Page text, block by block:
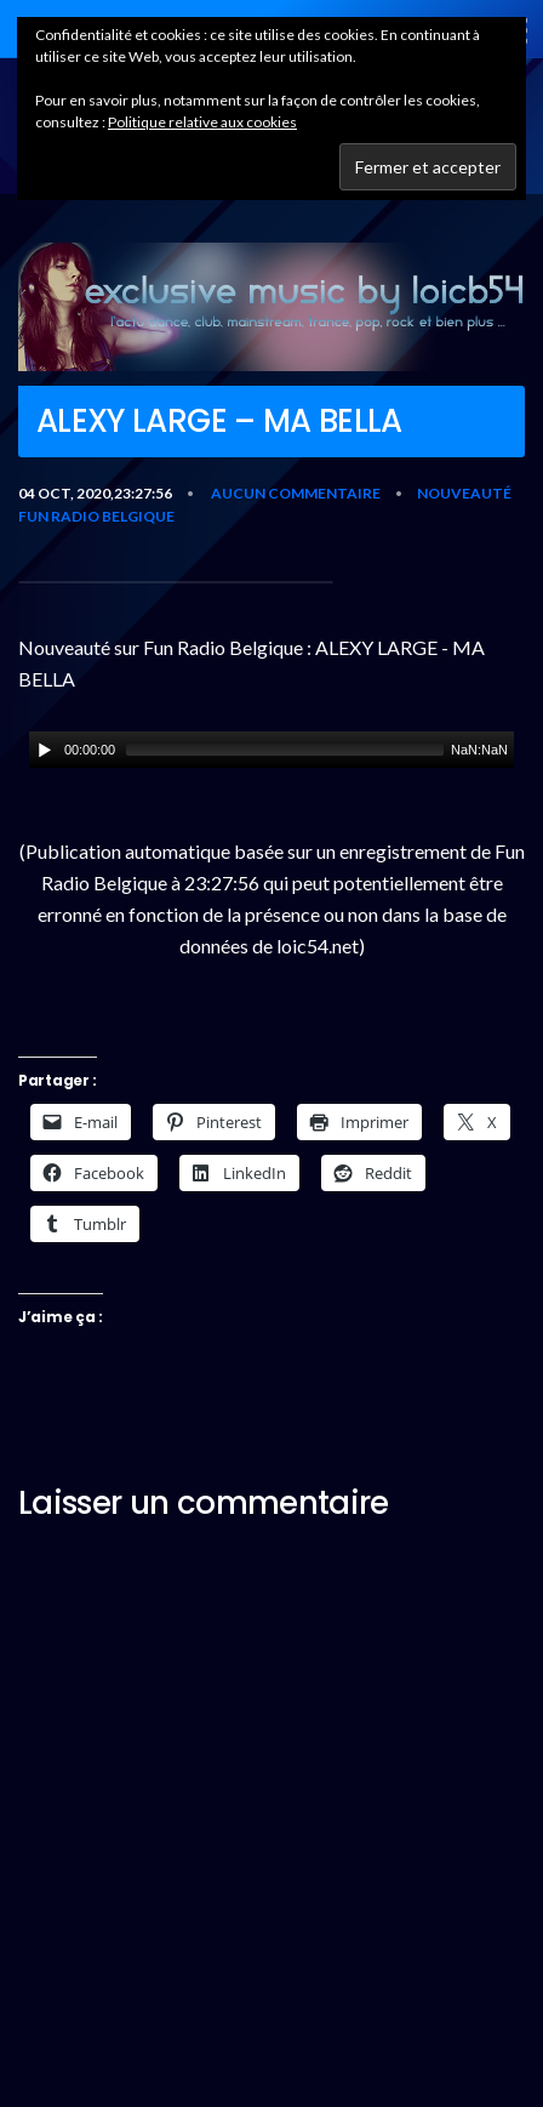
Home
ALEXY LARGE – MA BELLA
04 OCT, 2020,23:27:56 • AUCUN COMMENTAIRE •
NOUVEAUTÉ
FUN RADIO BELGIQUE
Nouveauté sur Fun Radio Belgique : ALEXY LARGE - MA
BELLA
00:00:00 NaN:NaN
(Publication automatique basée sur un enregistrement de Fun
Radio Belgique à 23:27:56 qui peut potentiellement être
erronné en fonction de la présence ou non dans la base de
données de loic54.net)
Partager :
E-mail Pinterest Imprimer X
Facebook LinkedIn Reddit
Tumblr
J’aime ça :
Laisser un commentaire
Confidentialité et cookies : ce site utilise des cookies. En continuant à
utiliser ce site Web, vous acceptez leur utilisation.
Pour en savoir plus, notamment sur la façon de contrôler les cookies,
consultez :Politique relative aux cookies